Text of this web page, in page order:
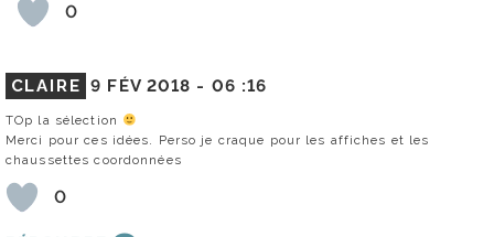
0
CLAIRE 9 FÉV 2018 - 06 :16
TOp la sélection
Merci pour ces idées. Perso je craque pour les affiches et les
chaussettes coordonnées
0